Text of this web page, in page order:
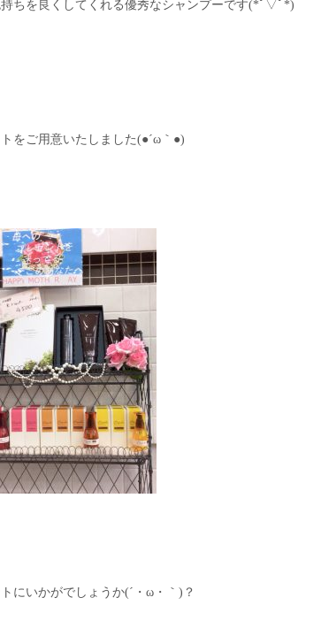
ちを良くしてくれる優秀なシャンプーです(*ﾟ▽ﾟ*)
をご用意いたしました(●´ω｀●)
にいかがでしょうか(´・ω・｀)？